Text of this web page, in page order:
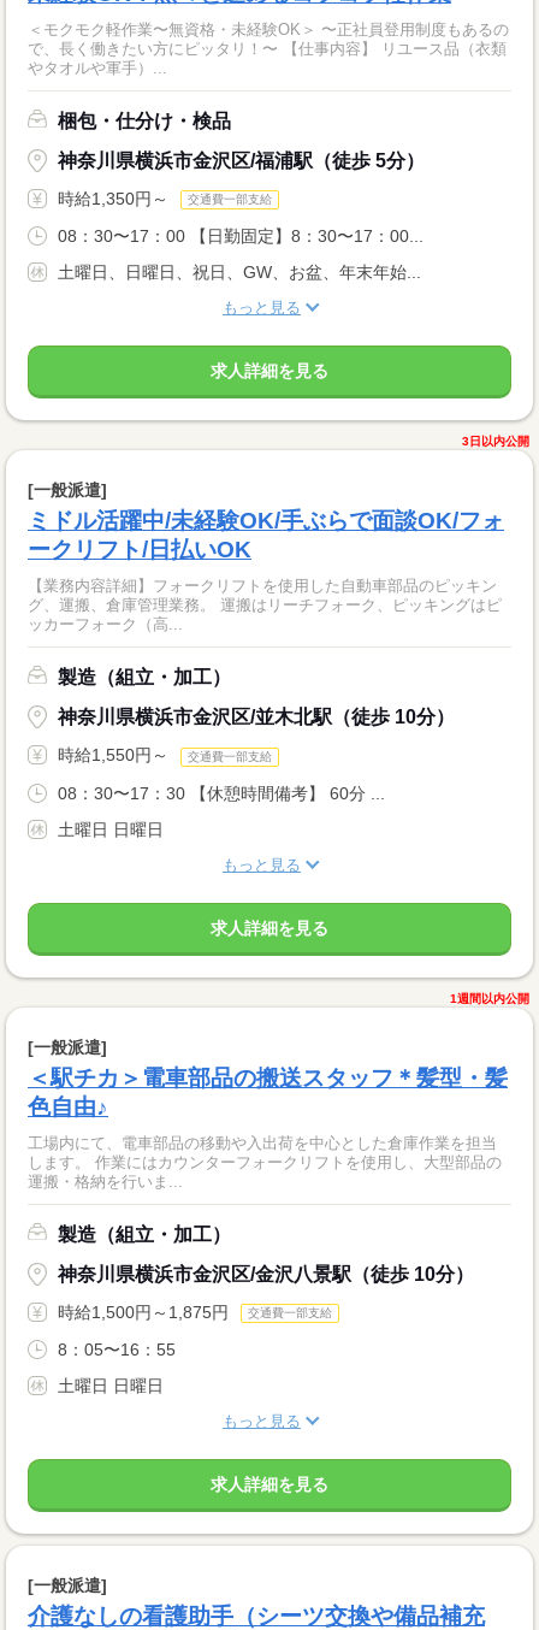
＜モクモク軽作業〜無資格・未経験OK＞ 〜正社員登用制度もあるの
で、長く働きたい方にピッタリ！〜 【仕事内容】 リユース品（衣類
やタオルや軍手）...
梱包・仕分け・検品
神奈川県横浜市金沢区/福浦駅（徒歩 5分）
時給1,350円～ 交通費一部支給
08：30〜17：00 【日勤固定】8：30〜17：00...
土曜日、日曜日、祝日、GW、お盆、年末年始...
もっと見る
求人詳細を見る
3日以内公開
[一般派遣]
ミドル活躍中/未経験OK/手ぶらで面談OK/フォ
ークリフト/日払いOK
【業務内容詳細】フォークリフトを使用した自動車部品のピッキン
グ、運搬、倉庫管理業務。 運搬はリーチフォーク、ピッキングはピ
ッカーフォーク（高...
製造（組立・加工）
神奈川県横浜市金沢区/並木北駅（徒歩 10分）
時給1,550円～ 交通費一部支給
08：30〜17：30 【休憩時間備考】 60分 ...
土曜日 日曜日
もっと見る
求人詳細を見る
1週間以内公開
[一般派遣]
＜駅チカ＞電車部品の搬送スタッフ＊髪型・髪
色自由♪
工場内にて、電車部品の移動や入出荷を中心とした倉庫作業を担当
します。 作業にはカウンターフォークリフトを使用し、大型部品の
運搬・格納を行いま...
製造（組立・加工）
神奈川県横浜市金沢区/金沢八景駅（徒歩 10分）
時給1,500円～1,875円 交通費一部支給
8：05〜16：55
土曜日 日曜日
もっと見る
求人詳細を見る
[一般派遣]
介護なしの看護助手（シーツ交換や備品補充